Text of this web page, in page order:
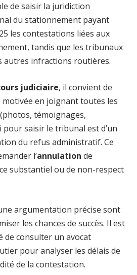
de saisir la juridiction
du stationnement payant
les contestations liées aux
tandis que les tribunaux
autres infractions routières.
judiciaire, il convient de
en joignant toutes les
témoignages,
saisir le tribunal est d’un
du refus administratif. Ce
l’annulation de
substantiel ou de non-respect
argumentation précise sont
les chances de succès. Il est
de consulter un avocat
pour analyser les délais de
de la contestation.